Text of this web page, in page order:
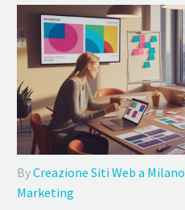
ByCreazione Siti Web a Milano
Marketing